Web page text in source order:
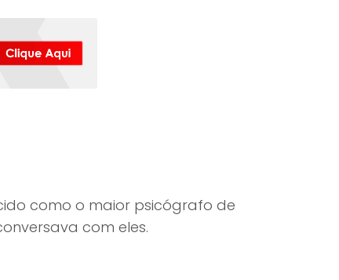
como o maior psicógrafo de
com eles.